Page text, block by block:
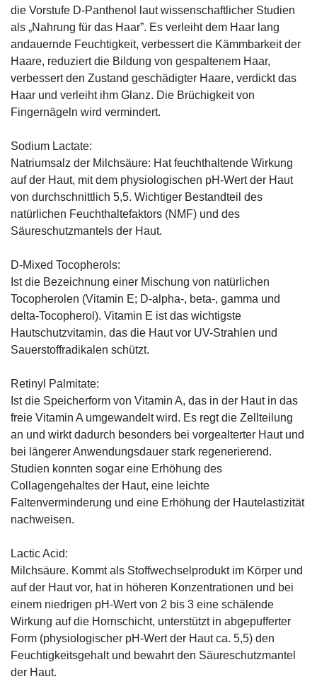
die Vorstufe D-Panthenol laut wissenschaftlicher Studien
als „Nahrung für das Haar”. Es verleiht dem Haar lang
andauernde Feuchtigkeit, verbessert die Kämmbarkeit der
Haare, reduziert die Bildung von gespaltenem Haar,
verbessert den Zustand geschädigter Haare, verdickt das
Haar und verleiht ihm Glanz. Die Brüchigkeit von
Fingernägeln wird vermindert.
Sodium Lactate:
Natriumsalz der Milchsäure: Hat feuchthaltende Wirkung
auf der Haut, mit dem physiologischen pH-Wert der Haut
von durchschnittlich 5,5. Wichtiger Bestandteil des
natürlichen Feuchthaltefaktors (NMF) und des
Säureschutzmantels der Haut.
D-Mixed Tocopherols:
Ist die Bezeichnung einer Mischung von natürlichen
Tocopherolen (Vitamin E; D-alpha-, beta-, gamma und
delta-Tocopherol). Vitamin E ist das wichtigste
Hautschutzvitamin, das die Haut vor UV-Strahlen und
Sauerstoffradikalen schützt.
Retinyl Palmitate:
Ist die Speicherform von Vitamin A, das in der Haut in das
freie Vitamin A umgewandelt wird. Es regt die Zellteilung
an und wirkt dadurch besonders bei vorgealterter Haut und
bei längerer Anwendungsdauer stark regenerierend.
Studien konnten sogar eine Erhöhung des
Collagengehaltes der Haut, eine leichte
Faltenverminderung und eine Erhöhung der Hautelastizität
nachweisen.
Lactic Acid:
Milchsäure. Kommt als Stoffwechselprodukt im Körper und
auf der Haut vor, hat in höheren Konzentrationen und bei
einem niedrigen pH-Wert von 2 bis 3 eine schälende
Wirkung auf die Hornschicht, unterstützt in abgepufferter
Form (physiologischer pH-Wert der Haut ca. 5,5) den
Feuchtigkeitsgehalt und bewahrt den Säureschutzmantel
der Haut.